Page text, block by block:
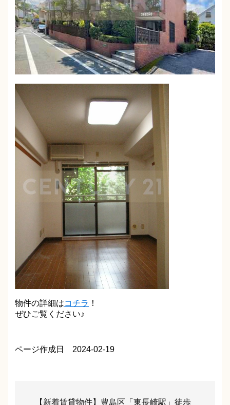
物件の詳細はコチラ ！
ぜひご覧ください♪
ページ作成日 2024-02-19
【新着賃貸物件】豊島区「東長崎駅」徒歩